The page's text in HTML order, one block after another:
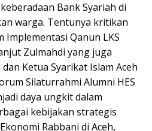
Bank Syariah di
warga. Tentunya kritikan
Implementasi Qanun LKS
Zulmahdi yang juga
Ketua Syarikat Islam Aceh
Silaturrahmi Alumni HES
daya ungkit dalam
kebijakan strategis
Rabbani di Aceh,